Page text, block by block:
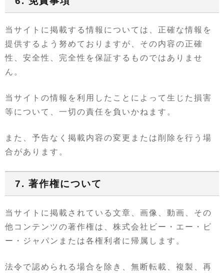
当サイトに掲載する情報については、正確な情報を
提供するよう努めておりますが、その内容の正確
性、安全性、完全性を保証するものではありませ
ん。
当サイトの情報を利用したことによって生じた損害
等について、一切の責任を負いかねます。
また、予告なく掲載内容の変更または削除を行う場
合があります。
7. 著作権について
当サイトに掲載されている文章、画像、動画、その
他コンテンツの著作権は、株式会社ビー・エー・ビ
ー・ジャパンまたは各権利者に帰属します。
法令で認められる場合を除き、無断転載、複製、再